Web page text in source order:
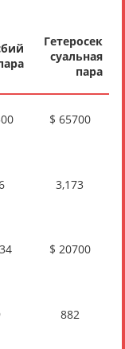
Гетеросек
суальная
пара
$ 65700
3,173
$ 20700
882